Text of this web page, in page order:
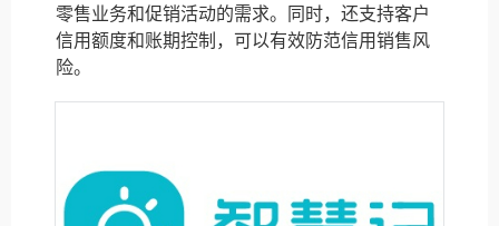
零售业务和促销活动的需求。同时，还支持客户
信用额度和账期控制，可以有效防范信用销售风
险。